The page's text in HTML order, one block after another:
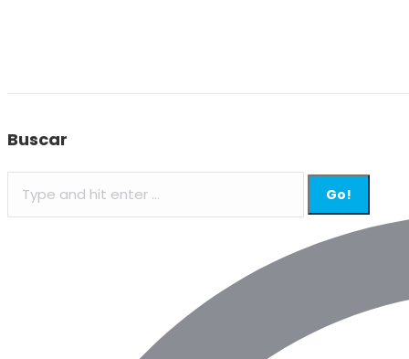
Buscar